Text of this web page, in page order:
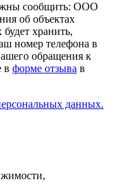
сообщить: ООО
об объектах
хранить,
номер телефона в
обращения к
в форме отзыва в
данных.